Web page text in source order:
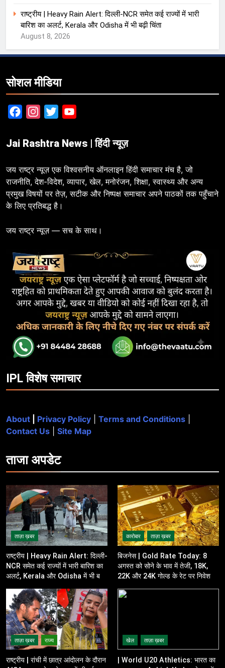
राष्ट्रीय | Heavy Rain Alert: दिल्ली-NCR समेत कई राज्यों में भारी
बारिश का अलर्ट, Kerala और Odisha में भी बढ़ी चिंता
August 8, 2026
सोशल मीडिया
FacebookInstagram
Twitter
Jai Rashtra News | हिंदी न्यूज़
जय राष्ट्र न्यूज़ एक विश्वसनीय ऑनलाइन हिंदी समाचार मंच है, जो
राजनीति, देश-विदेश, व्यापार, खेल, मनोरंजन, शिक्षा, स्वास्थ्य और अन्य
प्रमुख विषयों पर तेज़, सटीक और निष्पक्ष समाचार अपने पाठकों तक पहुँचाने
के लिए प्रतिबद्ध है।
जय राष्ट्र न्यूज़ — सच के साथ।
IPL विशेष समाचार
About Privacy Policy Terms and Conditions
Contact Us
Site Map
ताजाअपडेट
ताज़ा ख़बर
राष्ट्रीय | Heavy Rain Alert: दिल्ली-
NCR समेत कई राज्यों में भारी बारिश का
अलर्ट, Kerala और Odisha में भी बढ़ी
कारोबार ताज़ा ख़बर
बिजनेस | Gold Rate Today: 8
अगस्त को सोने के भाव में तेजी, 18K,
22K और 24K गोल्ड के रेट पर निवेशकों
ताज़ा ख़बर राज्य
राष्ट्रीय | रांची में छात्र आंदोलन के दौरान
खेल ताज़ा ख़बर
| World U20 Athletics: भारत का